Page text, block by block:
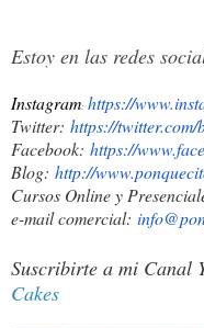
Estoy en las redes
Instagram: https://
Twitter: https://twitter.com/
Facebook: https://
Blog: http://
Cursos Online y
e-mail comercial:
Suscribirte a mi Canal
Cakes